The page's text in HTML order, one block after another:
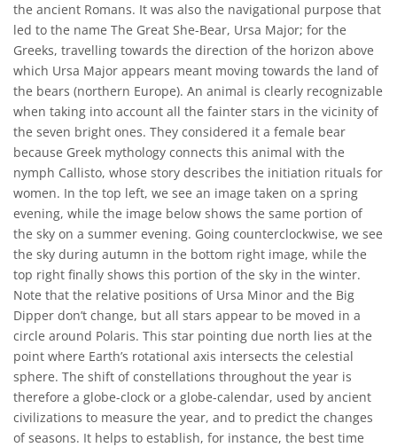
the ancient Romans. It was also the navigational purpose that
led to the name The Great She-Bear, Ursa Major; for the
Greeks, travelling towards the direction of the horizon above
which Ursa Major appears meant moving towards the land of
the bears (northern Europe). An animal is clearly recognizable
when taking into account all the fainter stars in the vicinity of
the seven bright ones. They considered it a female bear
because Greek mythology connects this animal with the
nymph Callisto, whose story describes the initiation rituals for
women. In the top left, we see an image taken on a spring
evening, while the image below shows the same portion of
the sky on a summer evening. Going counterclockwise, we see
the sky during autumn in the bottom right image, while the
top right finally shows this portion of the sky in the winter.
Note that the relative positions of Ursa Minor and the Big
Dipper don’t change, but all stars appear to be moved in a
circle around Polaris. This star pointing due north lies at the
point where Earth’s rotational axis intersects the celestial
sphere. The shift of constellations throughout the year is
therefore a globe-clock or a globe-calendar, used by ancient
civilizations to measure the year, and to predict the changes
of seasons. It helps to establish, for instance, the best time